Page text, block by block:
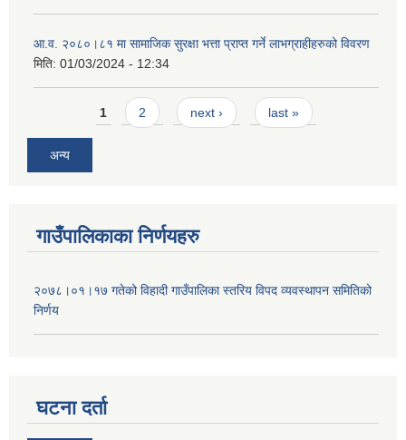
आ.व. २०८०।८१ मा सामाजिक सुरक्षा भत्ता प्राप्त गर्ने लाभग्राहीहरुको विवरण
मिति: 01/03/2024 - 12:34
Pages1 2 next › last »
अन्य
गाउँपालिकाका निर्णयहरु
२०७८।०१।१७ गतेको विहादी गाउँपालिका स्तरिय विपद व्यवस्थापन समितिको
निर्णय
घटना दर्ता